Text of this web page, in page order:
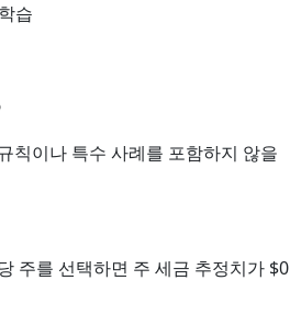
습
칙이나 특수 사례를 포함하지 않을
주를 선택하면 주 세금 추정치가 $0